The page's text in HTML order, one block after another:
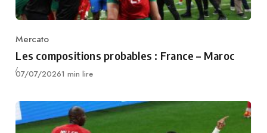
Category
Mercato
Les compositions probables : France – Maroc
Publié
07/07/20261 min lire